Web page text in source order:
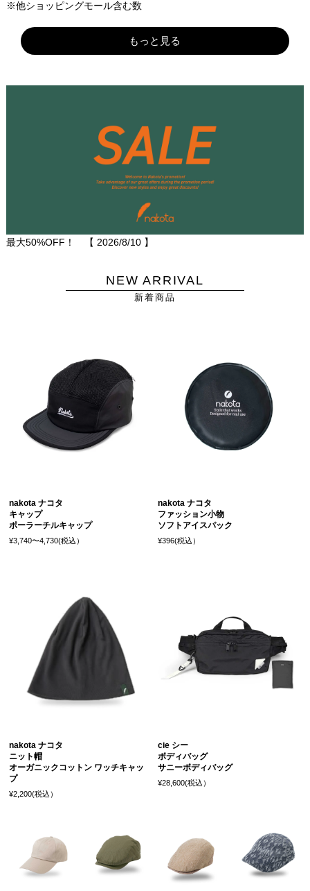
※他ショッピングモール含む数
もっと見る
最大50%OFF！ 【 2026/8/10】
NEW ARRIVAL
新着商品
nakota ナコタ
キャップ
ポーラーチルキャップ
¥3,740〜4,730(税込）
nakota ナコタ
ファッション小物
ソフトアイスパック
¥396(税込）
nakota ナコタ
ニット帽
オーガニックコットン ワッチキャッ
プ
¥2,200(税込）
cie シー
ボディバッグ
サニーボディバッグ
¥28,600(税込）